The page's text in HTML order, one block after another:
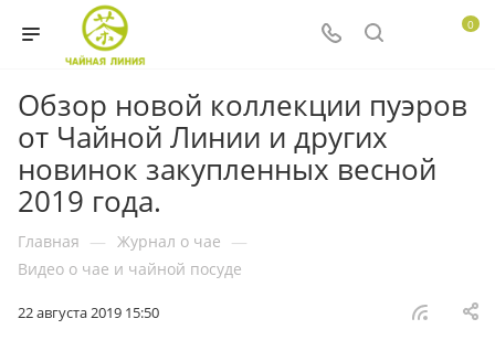
0
Обзор новой коллекции пуэров
от Чайной Линии и других
новинок закупленных весной
2019 года.
Главная — Журнал о чае —
Видео о чае и чайной посуде
22 августа 2019 15:50